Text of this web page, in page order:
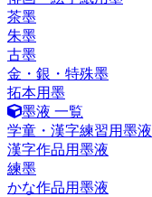
茶墨
朱墨
古墨
金・銀・特殊墨
拓本用墨
墨液 一覧
学童・漢字練習用墨液
漢字作品用墨液
練墨
かな作品用墨液